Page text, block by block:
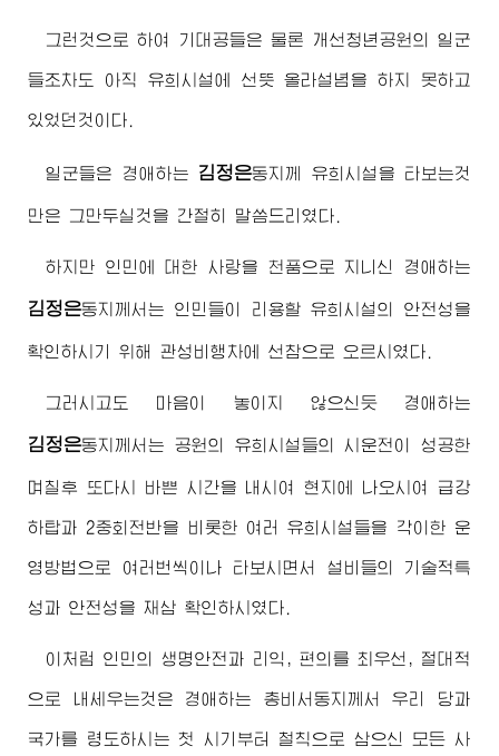
그런것으로 하여 기대공들은 물론 개선청년공원의 일군
들조차도 아직 유희시설에 선뜻 올라설념을 하지 못하고
있었던것이다.
일군들은 경애하는 김정은동지 께 유희시설을 타보는것
만은 그만두실것을 간절히 말씀드리였다.
하지만 인민에 대한 사랑을 천품으로 지니신 경애하는
김정은동지 께서는 인민들이 리용할 유희시설의 안전성을
확인하시기 위해 관성비행차에 선참으로 오르시였다.
그러시고도 마음이 놓이지 않으신듯 경애하는
김정은동지 께서는 공원의 유희시설들의 시운전이 성공한
며칠후 또다시 바쁜 시간을 내시여 현지에 나오시여 급강
하탑과 2중회전반을 비롯한 여러 유희시설들을 각이한 운
영방법으로 여러번씩이나 타보시면서 설비들의 기술적특
성과 안전성을 재삼 확인하시였다.
이처럼 인민의 생명안전과 리익, 편의를 최우선, 절대적
으로 내세우는것은 경애하는 총비서동지 께서 우리 당과
국가를 령도하시는 첫 시기부터 철칙으로 삼으신 모든 사